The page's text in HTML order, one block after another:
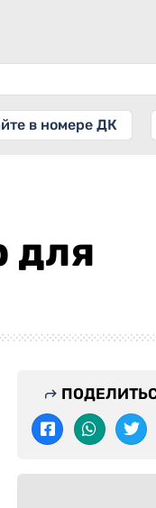
в номере ДК
для